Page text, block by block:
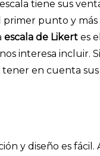
tiene sus
primer punto y
escala de Likert es
interesa incluir.
tener en cuenta
y diseño es